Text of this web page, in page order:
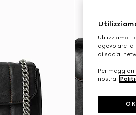
Utilizziamo i
agevolare la
di social
Per
nostra
OK